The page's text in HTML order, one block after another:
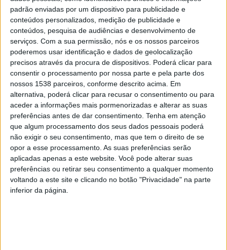
padrão enviadas por um dispositivo para publicidade e
conteúdos personalizados, medição de publicidade e
conteúdos, pesquisa de audiências e desenvolvimento de
serviços. Com a sua permissão, nós e os nossos parceiros
poderemos usar identificação e dados de geolocalização
precisos através da procura de dispositivos. Poderá clicar para
consentir o processamento por nossa parte e pela parte dos
nossos 1538 parceiros, conforme descrito acima. Em
alternativa, poderá clicar para recusar o consentimento ou para
aceder a informações mais pormenorizadas e alterar as suas
preferências antes de dar consentimento. Tenha em atenção
que algum processamento dos seus dados pessoais poderá
não exigir o seu consentimento, mas que tem o direito de se
opor a esse processamento. As suas preferências serão
aplicadas apenas a este website. Você pode alterar suas
preferências ou retirar seu consentimento a qualquer momento
voltando a este site e clicando no botão "Privacidade" na parte
inferior da página.
Esta exposição será, então, constituída pelas pinturas
que retratam os costumes e as tradições de Cabril
(esboços e pinturas finais) e exibidos vídeos dos
trabalhos efetuados no terreno e dos Pontos de
Interesse Turístico deste território.
“Entrudo Genuíno ” em
Cabril foi um sucesso
Cabril volta a celebrar o
Entrudo